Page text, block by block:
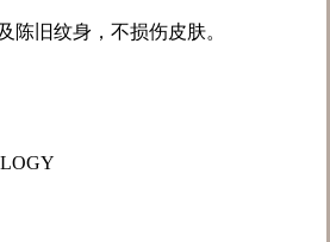
陈旧纹身，不损伤皮肤。